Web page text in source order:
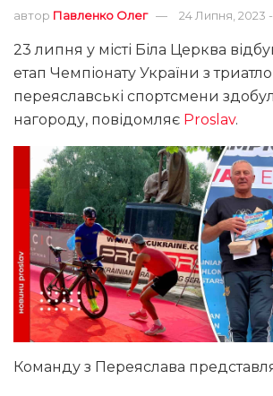
автор Павленко Олег 24 Липня, 2023 -
23 липня у місті Біла Церква
етап Чемпіонату України з
переяславські спортсмени
нагороду, повідомляє Proslav.
Команду з Переяслава